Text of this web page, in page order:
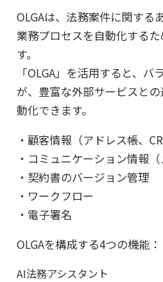
OLGAは、法務案件に関する
業務プロセスを自動化する
す。
「OLGA」を活用すると、
が、豊富な外部サービスと
動化できます。
・顧客情報（アドレス帳、
・コミュニケーション情報
・契約書のバージョン管理
・ワークフロー
・電子署名
OLGAを構成する4つの機能：
AI法務アシスタント